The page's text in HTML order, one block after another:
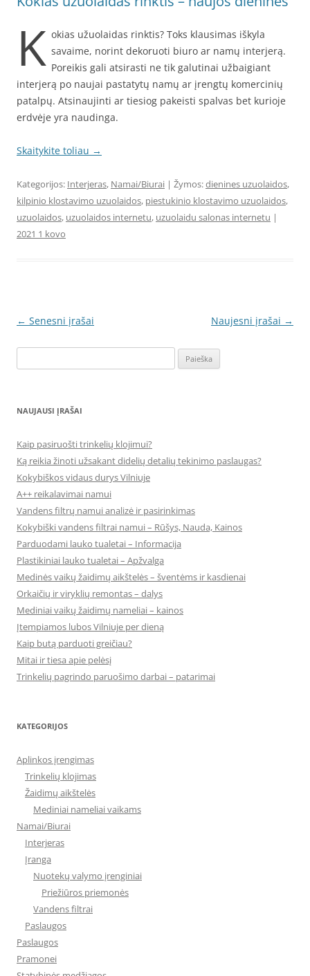
K okias užuolaidas rinktis? Toks klausimas iškyla
savaime, norint dekoruoti biuro ar namų interjerą.
Poreikis gali atsirasti ne tik galutinai užbaigiant
interjerą po naujai pastatytų namų ar įrengtų komercinių
patalpų. Atsinaujinti ar tiesiog pakeisti spalvas bet kurioje
erdvėje yra naudinga.
Skaitykite toliau →
Kategorijos: Interjeras, Namai/Biurai | Žymos:dienines uzuolaidos,
kilpinio klostavimo uzuolaidos, piestukinio klostavimo uzuolaidos,
uzuolaidos, uzuolaidos internetu, uzuolaidu salonas internetu |
2021 1 kovo
Įrašo
← Senesni įrašai Naujesni įrašai →
NAUJAUSI ĮRAŠAI
Kaip pasiruošti trinkelių klojimui?
Ką reikia žinoti užsakant didelių detalių tekinimo paslaugas?
Kokybiškos vidaus durys Vilniuje
A++ reikalavimai namui
Vandens filtrų namui analizė ir pasirinkimas
Kokybiški vandens filtrai namui – Rūšys, Nauda, Kainos
Parduodami lauko tualetai – Informacija
Plastikiniai lauko tualetai – Apžvalga
Medinės vaikų žaidimų aikštelės – šventėms ir kasdienai
Orkaičių ir viryklių remontas – dalys
Mediniai vaikų žaidimų nameliai – kainos
Įtempiamos lubos Vilniuje per dieną
Kaip butą parduoti greičiau?
Mitai ir tiesa apie pelėsį
Trinkelių pagrindo paruošimo darbai – patarimai
KATEGORIJOS
Aplinkos įrengimas
Trinkelių klojimas
Žaidimų aikštelės
Mediniai nameliai vaikams
Namai/Biurai
Interjeras
Įranga
Nuotekų valymo įrenginiai
Priežiūros priemonės
Vandens filtrai
Paslaugos
Paslaugos
Pramonei